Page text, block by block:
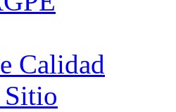
Calidad
Sitio